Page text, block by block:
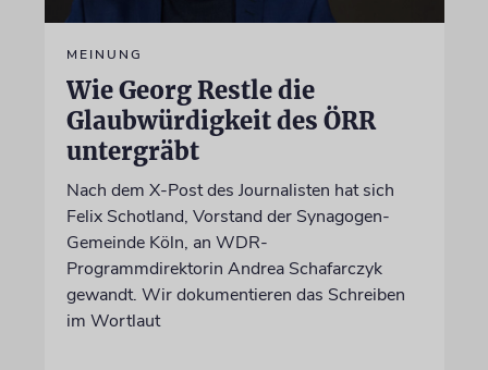
MEINUNG
Wie Georg Restle die
Glaubwürdigkeit des ÖRR
untergräbt
Nach dem X-Post des Journalisten hat sich
Felix Schotland, Vorstand der Synagogen-
Gemeinde Köln, an WDR-
Programmdirektorin Andrea Schafarczyk
gewandt. Wir dokumentieren das Schreiben
im Wortlaut